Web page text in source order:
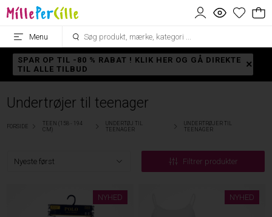
Menu
SPAR OP TIL -80 % RABAT ! KLIK HER OG GÅ DIREKTE
TIL ALLE TILBUD
Undertrøjer til teenager
FORSIDE
TEEN (158 - 194
CM)
UNDERTØJ TIL
TEENAGER
UNDERTRØJER TIL
TEENAGER
Filtrer produkter
NYHED NYHED